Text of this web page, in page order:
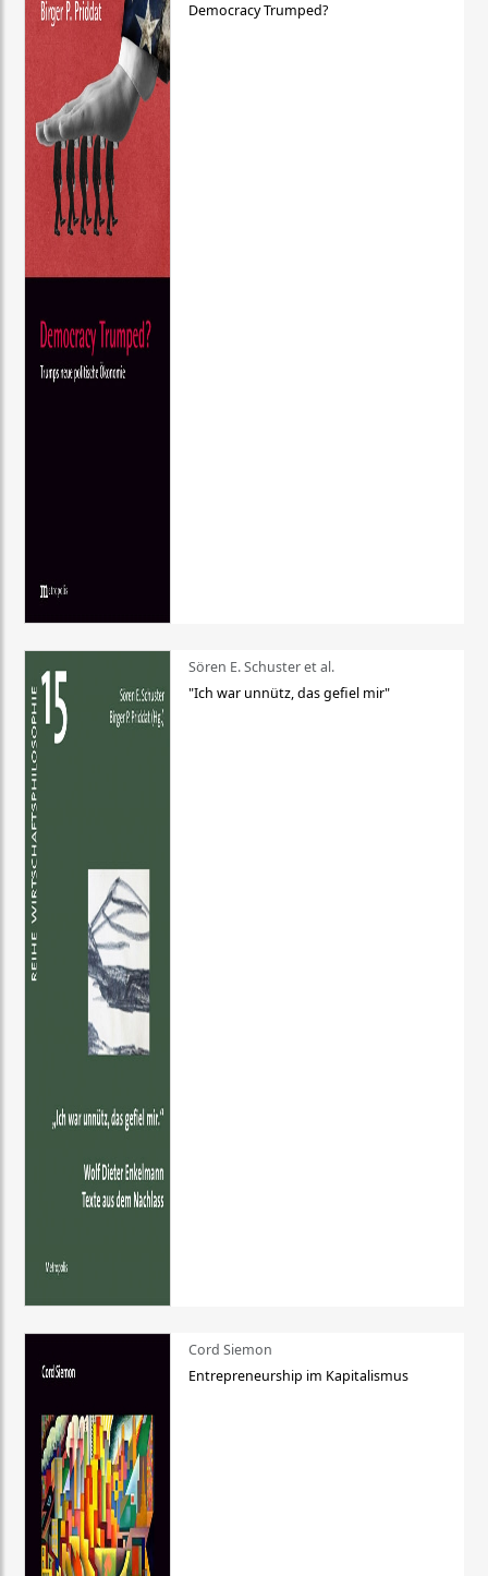
Democracy Trumped?
Sören E. Schuster et al.
"Ich war unnütz, das gefiel mir"
Cord Siemon
Entrepreneurship im Kapitalismus